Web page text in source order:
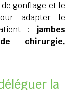
gonflage et le
adapter le
: jambes
chirurgie,
la